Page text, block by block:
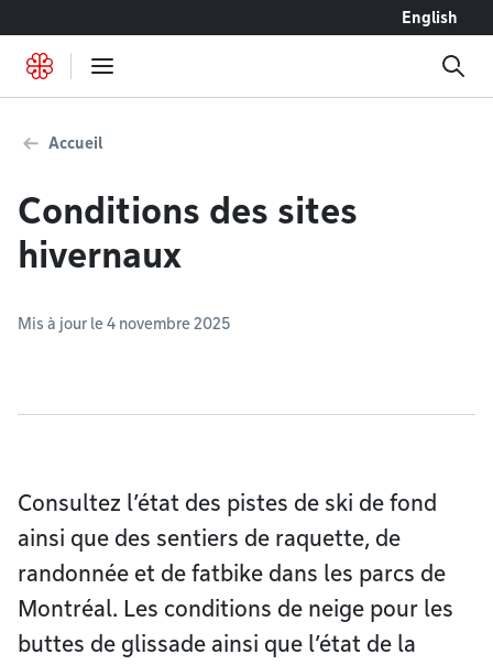
English
Accueil
Conditions des sites
hivernaux
Mis à jour le 4 novembre 2025
Consultez l’état des pistes de ski de fond
ainsi que des sentiers de raquette, de
randonnée et de fatbike dans les parcs de
Montréal. Les conditions de neige pour les
buttes de glissade ainsi que l’état de la